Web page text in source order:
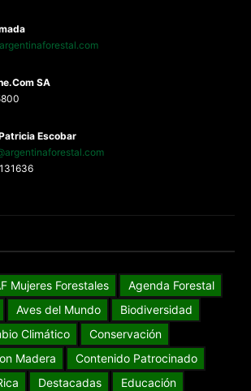
SA
Escobar
Mujeres Forestales
Agenda Forestal
Aves del Mundo
Biodiversidad
Climático
Conservación
Madera
Contenido Patrocinado
Destacadas
Educación